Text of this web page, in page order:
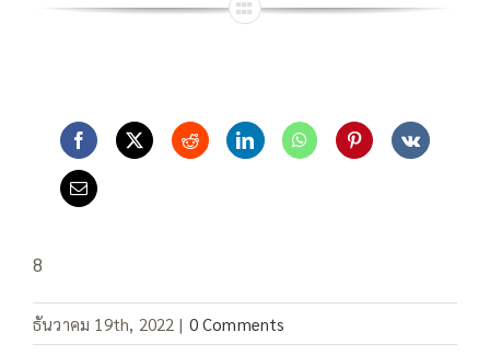
8
ธันวาคม 19th, 2022 | 0 Comments